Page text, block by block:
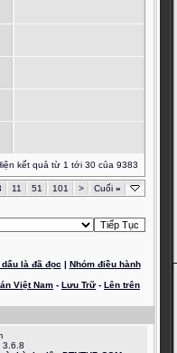
kết quả từ 1 tới 30 của 9383
11 51 101 > Cuối »
là đã đọc | Nhóm điều hành
Việt Nam - Lưu Trữ- Lên trên
3.6.8